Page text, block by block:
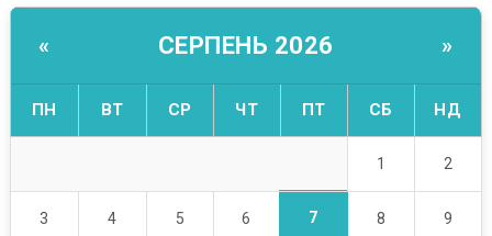
« СЕРПЕНЬ 2026 »
ПН ВТ СР ЧТ ПТ СБ НД
1 2
3 4 5 6 7 8 9